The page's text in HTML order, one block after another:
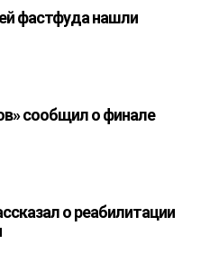
фастфуда нашли
сообщил о финале
о реабилитации